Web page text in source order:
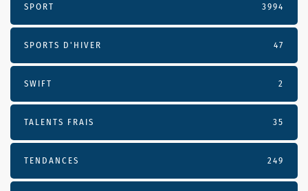
SPORT 3994
SPORTS D'HIVER 47
SWIFT 2
TALENTS FRAIS 35
TENDANCES 249